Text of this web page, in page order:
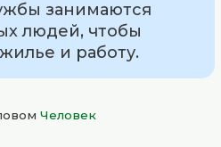
занимаются
людей, чтобы
и работу.
Человек